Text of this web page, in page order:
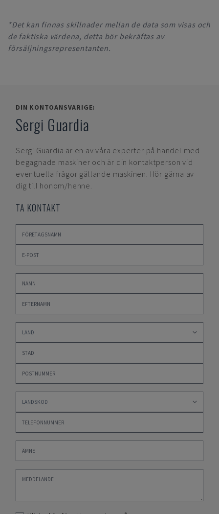
*Det kan finnas skillnader mellan de data som visas och
de faktiska värdena, detta bör bekräftas av
försäljningsrepresentanten.
DIN KONTOANSVARIGE:
Sergi Guardia
Sergi Guardia är en av våra experter på handel med
begagnade maskiner och är din kontaktperson vid
eventuella frågor gällande maskinen. Hör gärna av
dig till honom/henne.
TA KONTAKT